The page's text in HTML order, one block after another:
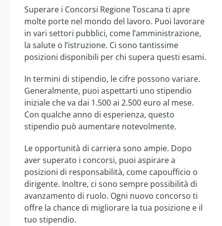
Superare i Concorsi Regione Toscana ti apre
molte porte nel mondo del lavoro. Puoi lavorare
in vari settori pubblici, come l’amministrazione,
la salute o l’istruzione. Ci sono tantissime
posizioni disponibili per chi supera questi esami.
In termini di stipendio, le cifre possono variare.
Generalmente, puoi aspettarti uno stipendio
iniziale che va dai 1.500 ai 2.500 euro al mese.
Con qualche anno di esperienza, questo
stipendio può aumentare notevolmente.
Le opportunità di carriera sono ampie. Dopo
aver superato i concorsi, puoi aspirare a
posizioni di responsabilità, come capoufficio o
dirigente. Inoltre, ci sono sempre possibilità di
avanzamento di ruolo. Ogni nuovo concorso ti
offre la chance di migliorare la tua posizione e il
tuo stipendio.